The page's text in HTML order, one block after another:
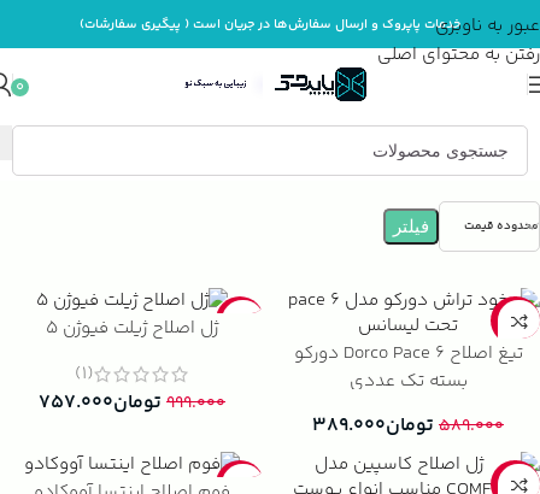
عبور به ناوبری
رفتن به محتوای اصلی
خدمات پاپروک و ارسال سفارش‌ها در جریان است ( پیگیری سفارشات)
0
خانه بهداشت و مراقبت بدن
محدوده قیمت فیلتر
-34%
تیغ اصلاح Dorco Pace 6 دورکو
بسته تک عددی
۵۸۹.۰۰۰ تومان۳۸۹.۰۰۰
ژل اصلاح ژیلت فیوژن 5
(1)
۹۹۹.۰۰۰ تومان۷۵۷.۰۰۰
-35%